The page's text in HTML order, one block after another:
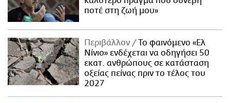
ποτέ στη ζωή μου»
Περιβάλλον
Το φαινόμενο «Ελ
Νίνιο» ενδέχεται να οδηγήσει 50
εκατ. ανθρώπους σε κατάσταση
οξείας πείνας πριν το τέλος του
2027